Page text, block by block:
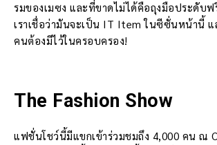
รมของเมซง และที่ขาดไม่ได้คือถุงมือประดับ
เราเชื่อว่ามันจะเป็น IT Item ในซีซั่นหน้านี้ แ
คนต้องมีไว้ในครอบครอง!
The Fashion Show
แฟชั่นโชว์นี้มีแขกเข้าร่วมชมถึง 4,000 คน ณ